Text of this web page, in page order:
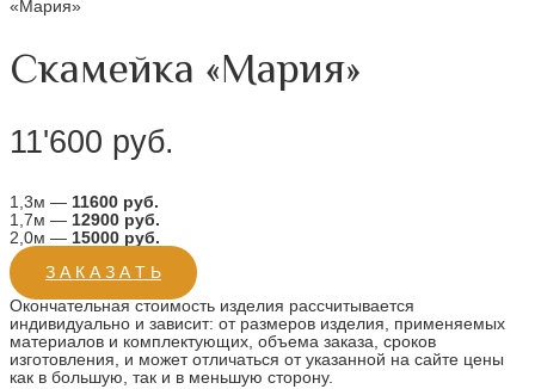
«Мария»
Скамейка «Мария»
11'600 руб.
1,3м — 11600 руб.
1,7м — 12900 руб.
2,0м — 15000 руб.
З А К А З А Т Ь
Окончательная стоимость изделия рассчитывается
индивидуально и зависит: от размеров изделия, применяемых
материалов и комплектующих, объема заказа, сроков
изготовления, и может отличаться от указанной на сайте цены
как в большую, так и в меньшую сторону.